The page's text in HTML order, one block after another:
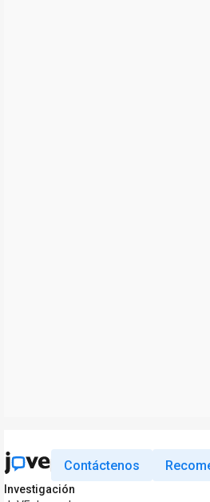
Contáctenos
Investigación